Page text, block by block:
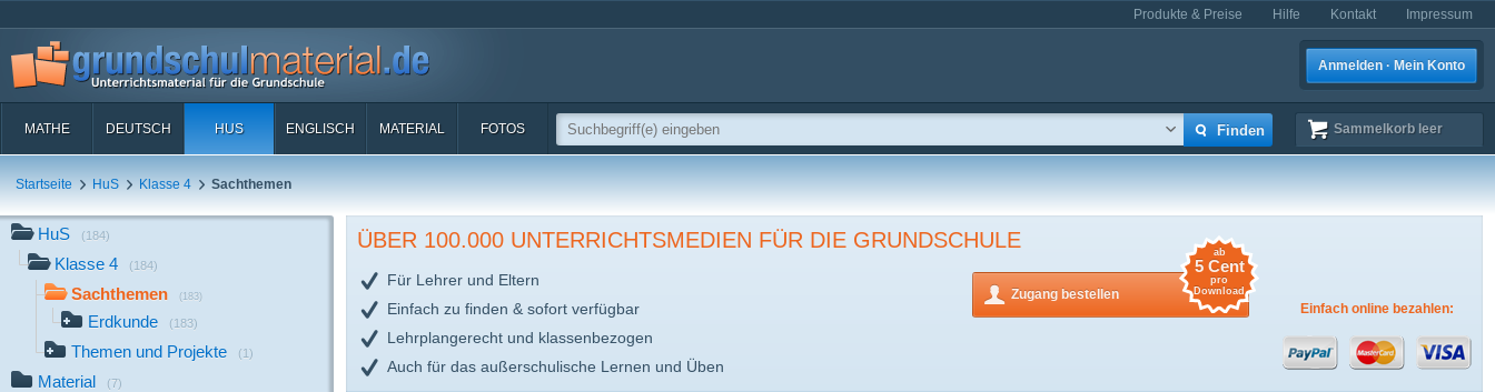
Produkte & Preise Hilfe Kontakt Impressum
Anmelden · Mein Konto
MATHE DEUTSCH HUS ENGLISCH MATERIAL FOTOS Sammelkorb leer
Startseite HuS Klasse 4 Sachthemen
HuS (184)
Klasse 4 (184)
Sachthemen (183)
Erdkunde (183)
Themen und Projekte (1)
Material (7)
ÜBER 100.000 UNTERRICHTSMEDIEN FÜR DIE GRUNDSCHULE
Für Lehrer und Eltern
Einfach zu finden & sofort verfügbar
Lehrplangerecht und klassenbezogen
Auch für das außerschulische Lernen und Üben
Zugang bestellen
ab
5 Cent
pro
Download
Einfach online bezahlen: